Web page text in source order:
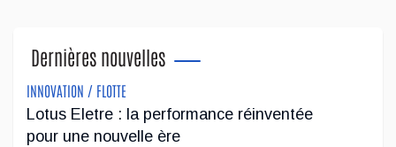
Jul 24, 2026
Le régulateur Super Cruise avec remorquage
maintenant disponible sur 19 véhicules GM
Dernières nouvelles
INNOVATION / FLOTTE
Lotus Eletre : la performance réinventée
pour une nouvelle ère